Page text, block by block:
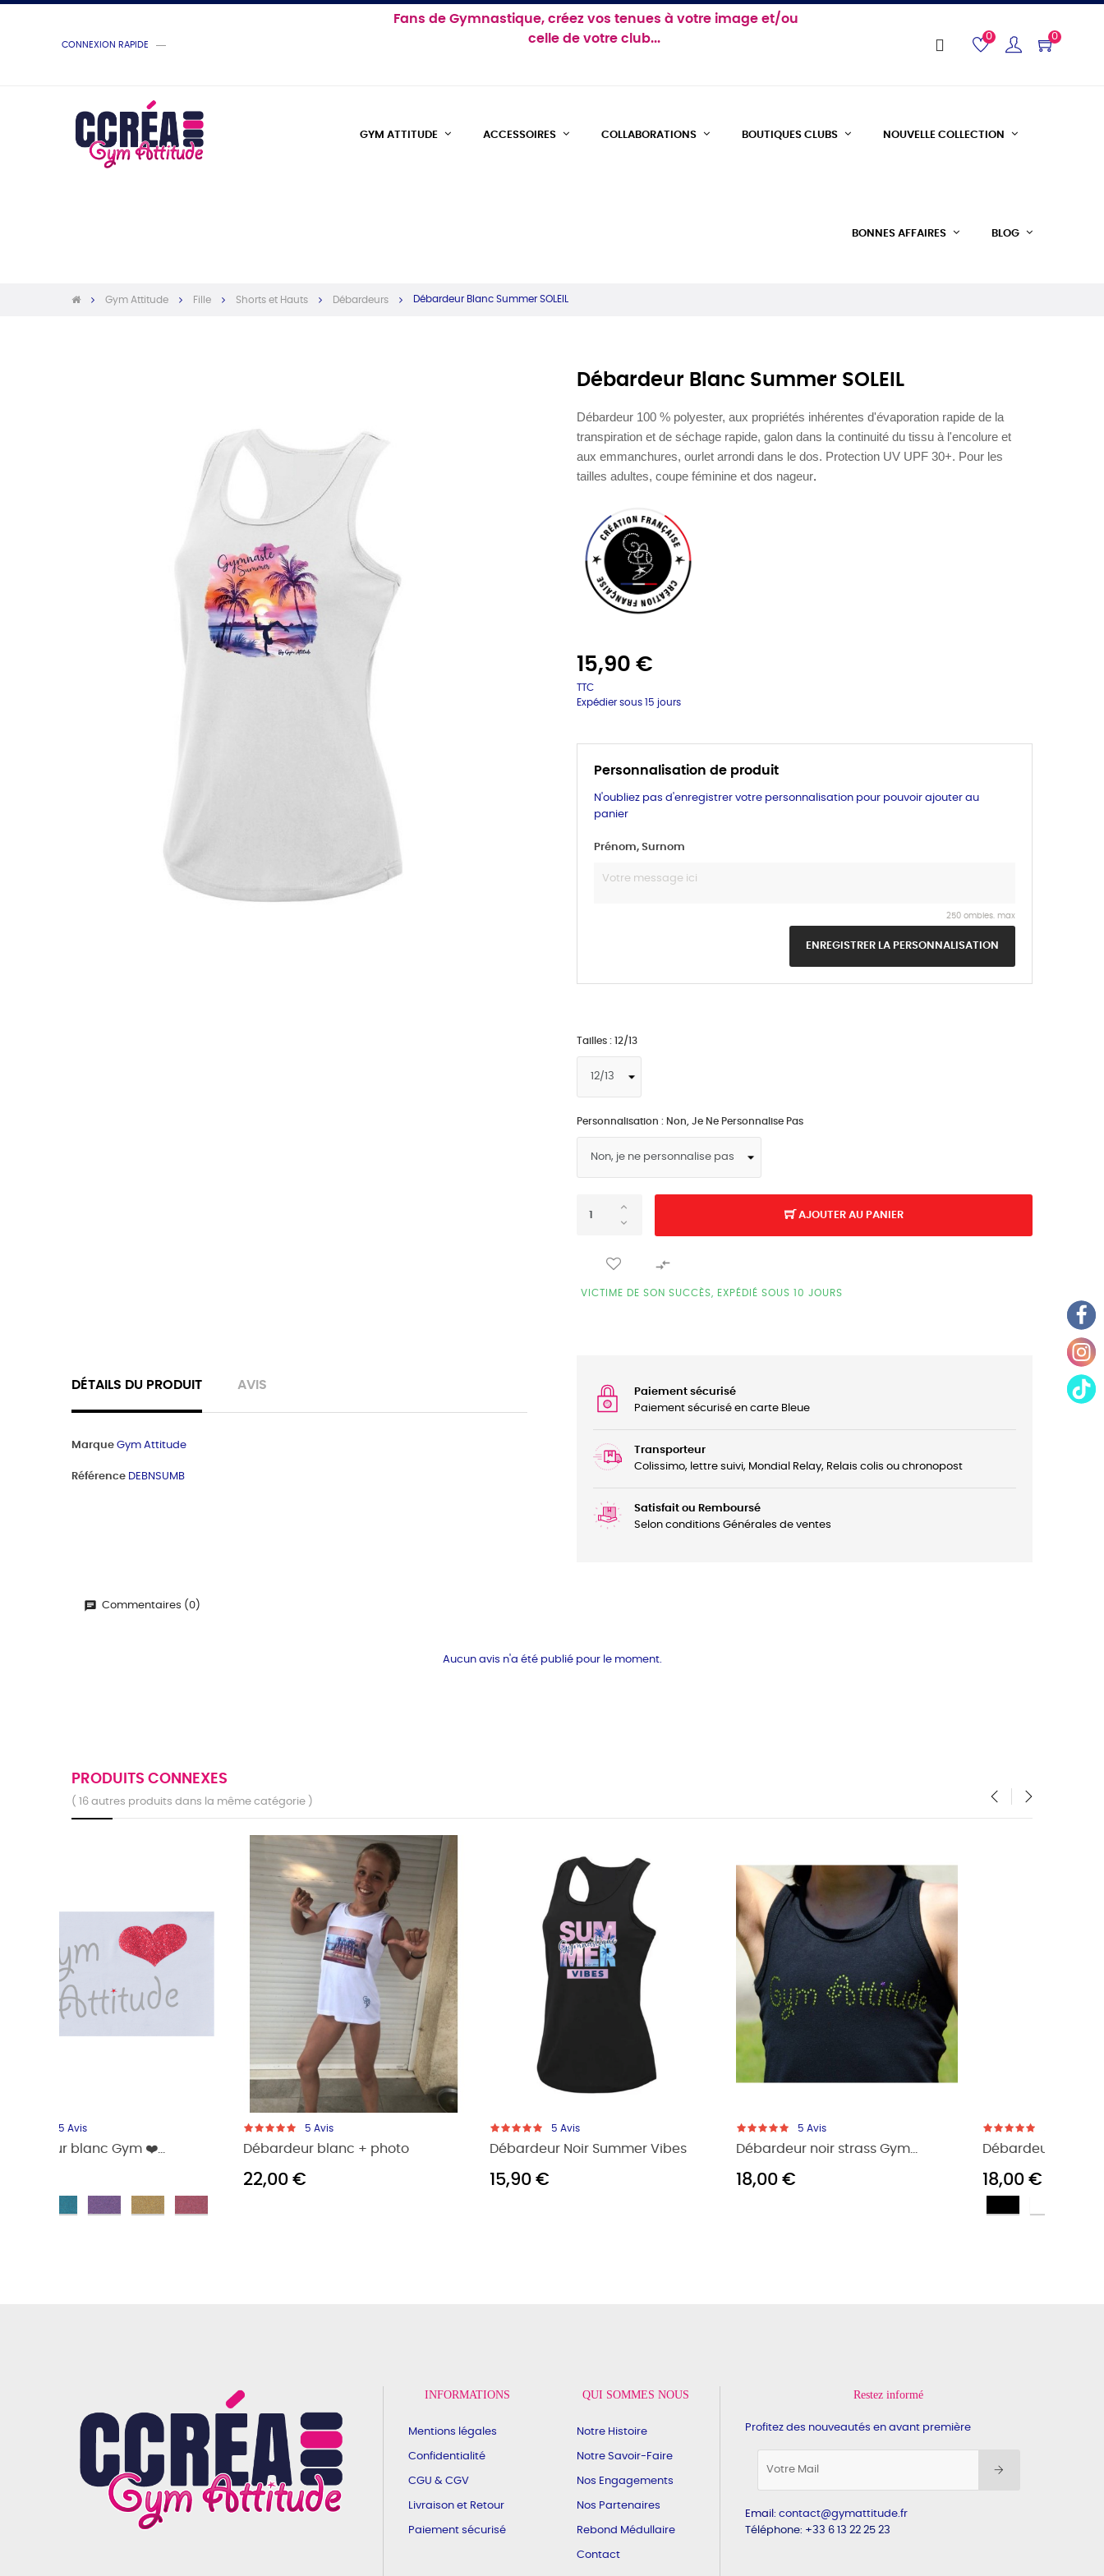
CONNEXION RAPIDE
Fans de Gymnastique, créez vos tenues à votre image et/ou
celle de votre club...
0 0
GYM ATTITUDE ACCESSOIRES COLLABORATIONS BOUTIQUES CLUBS NOUVELLE COLLECTION
BONNES AFFAIRES BLOG
Gym Attitude Fille Shorts et Hauts Débardeurs Débardeur Blanc Summer SOLEIL
Débardeur Blanc Summer SOLEIL
Débardeur 100 % polyester, aux propriétés inhérentes d'évaporation rapide de la
transpiration et de séchage rapide, galon dans la continuité du tissu à l'encolure et
aux emmanchures, ourlet arrondi dans le dos. Protection UV UPF 30+. Pour les
tailles adultes, coupe féminine et dos nageur.
15,90 €
TTC
Expédier sous 15 jours
Personnalisation de produit
N'oubliez pas d'enregistrer votre personnalisation pour pouvoir ajouter au
panier
Prénom, Surnom
250 ombles. max
ENREGISTRER LA PERSONNALISATION
Tailles : 12/13
Personnalisation : Non, Je Ne Personnalise Pas
AJOUTER AU PANIER

VICTIME DE SON SUCCÈS, EXPÉDIÉ SOUS 10 JOURS
DÉTAILS DU PRODUIT AVIS
Marque Gym Attitude
Référence DEBNSUMB
Paiement sécurisé
Paiement sécurisé en carte Bleue
Transporteur
Colissimo, lettre suivi, Mondial Relay, Relais colis ou chronopost
Satisfait ou Remboursé
Selon conditions Générales de ventes
Commentaires (0)
Aucun avis n'a été publié pour le moment.
PRODUITS CONNEXES
( 16 autres produits dans la même catégorie )
Débardeur Noir Summer Vibes Débardeur noir strass Gym... Débardeur Gym Attitude, "... Débardeur Noir "Maman de...
INFORMATIONS
Mentions légales
Confidentialité
CGU & CGV
Livraison et Retour
Paiement sécurisé
QUI SOMMES NOUS
Notre Histoire
Notre Savoir-Faire
Nos Engagements
Nos Partenaires
Rebond Médullaire
Contact
Restez informé
Profitez des nouveautés en avant première
Email : contact@gymattitude.fr
Téléphone: +33 6 13 22 25 23